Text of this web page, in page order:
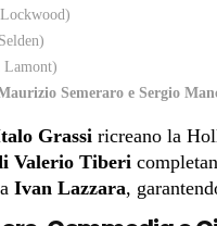
Semeraro e Sergio
Grassi ricreano la
Valerio Tiberi
Ivan Lazzara,